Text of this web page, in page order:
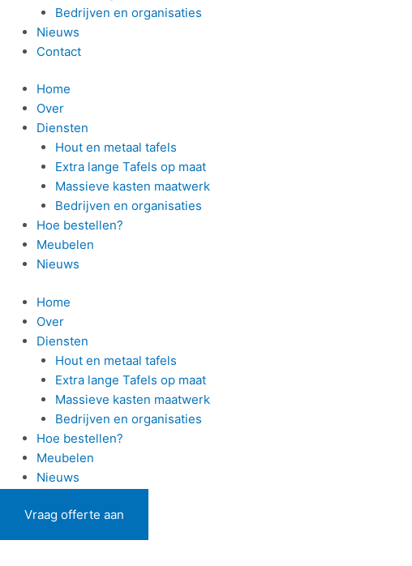
Bedrijven en organisaties
Nieuws
Contact
Home
Over
Diensten
Hout en metaal tafels
Extra lange Tafels op maat
Massieve kasten maatwerk
Bedrijven en organisaties
Hoe bestellen?
Meubelen
Nieuws
Home
Over
Diensten
Hout en metaal tafels
Extra lange Tafels op maat
Massieve kasten maatwerk
Bedrijven en organisaties
Hoe bestellen?
Meubelen
Nieuws
Vraag offerte aan